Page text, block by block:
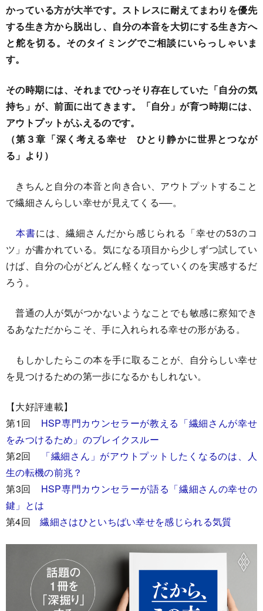
かっている方が大半です。ストレスに耐えてまわりを優先
する生き方から脱出し、自分の本音を大切にする生き方へ
と舵を切る。そのタイミングでご相談にいらっしゃいま
す。
その時期には、それまでひっそり存在していた「自分の気
持ち」が、前面に出てきます。「自分」が育つ時期には、
アウトプットがふえるのです。
（第３章「深く考える幸せ ひとり静かに世界とつなが
る」より）
きちんと自分の本音と向き合い、アウトプットすること
で繊細さんらしい幸せが見えてくる──。
本書には、繊細さんだから感じられる「幸せの53のコ
ツ」が書かれている。気になる項目から少しずつ試してい
けば、自分の心がどんどん軽くなっていくのを実感するだ
ろう。
普通の人が気がつかないようなことでも敏感に察知でき
るあなただからこそ、手に入れられる幸せの形がある。
もしかしたらこの本を手に取ることが、自分らしい幸せ
を見つけるための第一歩になるかもしれない。
【大好評連載】
第1回 HSP専門カウンセラーが教える「繊細さんが幸せ
をみつけるため」のブレイクスルー
第2回
「繊細さん」がアウトプットしたくなるのは、人
生の転機の前兆？
第3回 HSP専門カウンセラーが語る「繊細さんの幸せの
鍵」とは
第4回繊細さはひといちばい幸せを感じられる気質